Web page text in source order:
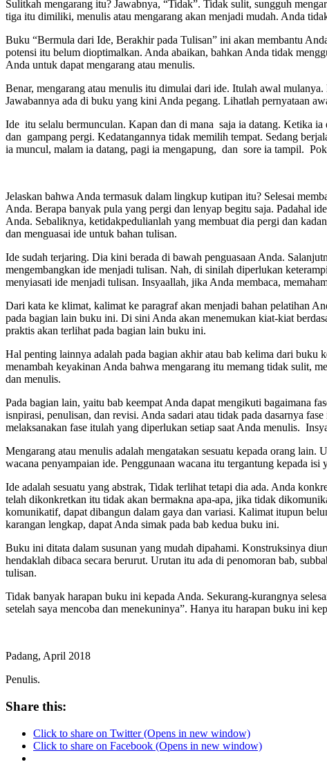
Sulitkah mengarang itu? Jawabnya, “Tidak”. Tidak sulit, sungguh
tiga itu dimiliki, menulis atau mengarang akan menjadi mudah. Anda
Buku “Bermula dari Ide, Berakhir pada Tulisan” ini akan membantu
potensi itu belum dioptimalkan. Anda abaikan, bahkan Anda tidak
Anda untuk dapat mengarang atau menulis.
Benar, mengarang atau menulis itu dimulai dari ide. Itulah awal
Jawabannya ada di buku yang kini Anda pegang. Lihatlah pernyataan
Ide itu selalu bermunculan. Kapan dan di mana saja ia datang. Ketika
dan gampang pergi. Kedatangannya tidak memilih tempat. Sedang
ia muncul, malam ia datang, pagi ia mengapung, dan sore ia tampil.
Jelaskan bahwa Anda termasuk dalam lingkup kutipan itu? Selesai
Anda. Berapa banyak pula yang pergi dan lenyap begitu saja. Padahal
Anda. Sebaliknya, ketidakpedulianlah yang membuat dia pergi dan
dan menguasai ide untuk bahan tulisan.
Ide sudah terjaring. Dia kini berada di bawah penguasaan Anda.
mengembangkan ide menjadi tulisan. Nah, di sinilah diperlukan
menyiasati ide menjadi tulisan. Insyaallah, jika Anda membaca,
Dari kata ke klimat, kalimat ke paragraf akan menjadi bahan pelatihan
pada bagian lain buku ini. Di sini Anda akan menemukan kiat-kiat
praktis akan terlihat pada bagian lain buku ini.
Hal penting lainnya adalah pada bagian akhir atau bab kelima dari
menambah keyakinan Anda bahwa mengarang itu memang tidak sulit,
dan menulis.
Pada bagian lain, yaitu bab keempat Anda dapat mengikuti bagaimana
isnpirasi, penulisan, dan revisi. Anda sadari atau tidak pada dasarnya
melaksanakan fase itulah yang diperlukan setiap saat Anda menulis.
Mengarang atau menulis adalah mengatakan sesuatu kepada orang
wacana penyampaian ide. Penggunaan wacana itu tergantung kepada
Ide adalah sesuatu yang abstrak, Tidak terlihat tetapi dia ada. Anda
telah dikonkretkan itu tidak akan bermakna apa-apa, jika tidak
komunikatif, dapat dibangun dalam gaya dan variasi. Kalimat itupun
karangan lengkap, dapat Anda simak pada bab kedua buku ini.
Buku ini ditata dalam susunan yang mudah dipahami. Konstruksinya
hendaklah dibaca secara berurut. Urutan itu ada di penomoran bab,
tulisan.
Tidak banyak harapan buku ini kepada Anda. Sekurang-kurangnya
setelah saya mencoba dan menekuninya”. Hanya itu harapan buku ini
Padang, April 2018
Penulis.
Share this:
Click to share on Twitter (Opens in new window)
Click to share on Facebook (Opens in new window)